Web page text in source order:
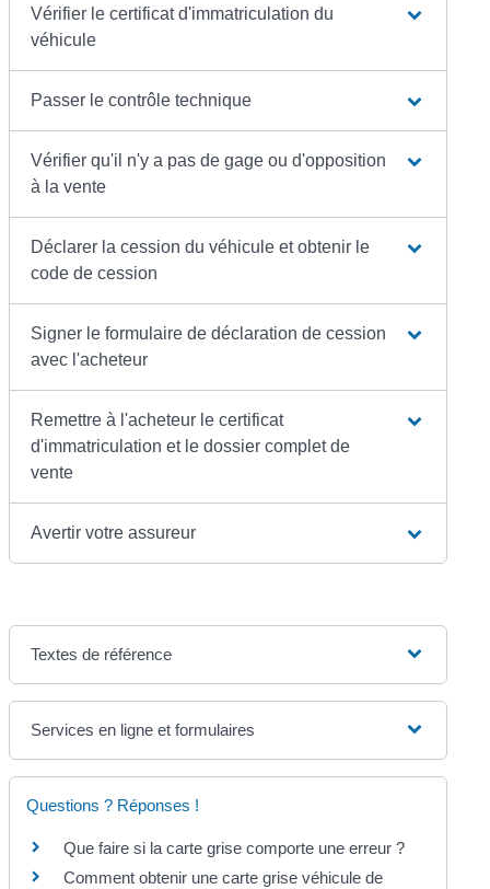
Vérifier le certificat d'immatriculation du
véhicule
Passer le contrôle technique
Vérifier qu'il n'y a pas de gage ou d'opposition
à la vente
Déclarer la cession du véhicule et obtenir le
code de cession
Signer le formulaire de déclaration de cession
avec l'acheteur
Remettre à l'acheteur le certificat
d'immatriculation et le dossier complet de
vente
Avertir votre assureur
Textes de référence
Services en ligne et formulaires
Questions ? Réponses !
Que faire si la carte grise comporte une erreur ?
Comment obtenir une carte grise véhicule de